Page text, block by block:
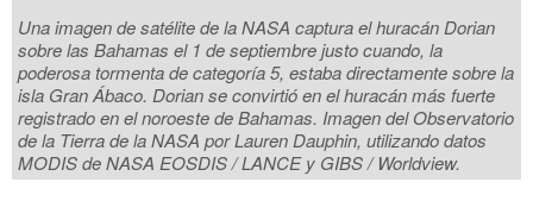
Una imagen de satélite de la NASA captura el huracán Dorian
sobre las Bahamas el 1 de septiembre justo cuando, la
poderosa tormenta de categoría 5, estaba directamente sobre la
isla Gran Ábaco. Dorian se convirtió en el huracán más fuerte
registrado en el noroeste de Bahamas. Imagen del Observatorio
de la Tierra de la NASA por Lauren Dauphin, utilizando datos
MODIS de NASA EOSDIS / LANCE y GIBS / Worldview.